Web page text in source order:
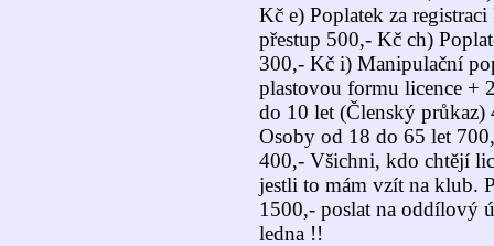
Kč e) Poplatek za
přestup 500,- Kč ch)
300,- Kč i) Manipulační
plastovou formu licence +
do 10 let (Členský
Osoby od 18 do 65 let
400,- Všichni, kdo chtějí
jestli to mám vzít na klub.
1500,- poslat na oddílový
ledna !!